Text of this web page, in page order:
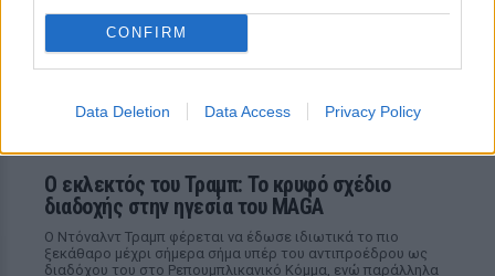
CONFIRM
Data Deletion Data Access Privacy Policy
Ο εκλεκτός του Τραμπ: Το κρυφό σχέδιο
διαδοχής στην ηγεσία του MAGA
Ο Ντόναλντ Τραμπ φέρεται να έδωσε ιδιωτικά το πιο
ξεκάθαρο μέχρι σήμερα σήμα υπέρ του αντιπροέδρου ως
διαδόχου του στο Ρεπουμπλικανικό Κόμμα, ενώ παράλληλα